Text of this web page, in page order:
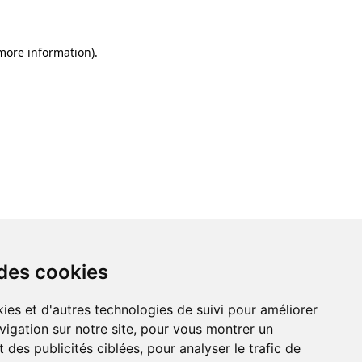
cookies
et d'autres technologies de suivi pour améliorer
sur notre site, pour vous montrer un
des publicités ciblées, pour analyser le trafic de
information).